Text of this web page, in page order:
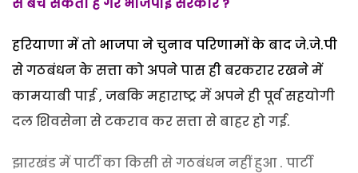
हरियाणा में तो भाजपा ने चुनाव परिणामों के बाद जे.जे.पी
से गठबंधन के सत्ता को अपने पास ही बरकरार रखने में
कामयाबी पाई , जबकि महाराष्ट्र में अपने ही पूर्व सहयोगी
दल शिवसेना से टकराव कर सत्ता से बाहर हो गई.
झारखंड में पार्टी का किसी से गठबंधन नहीं हुआ . पार्टी